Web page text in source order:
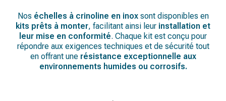
Nos échelles à crinoline en inoxsont disponibles en
kits prêts à monter, facilitant ainsi leur installation et
leur mise en conformité. Chaque kit est conçu pour
répondre aux exigences techniques et de sécurité tout
en offrant une résistance exceptionnelle aux
environnements humides ou corrosifs.